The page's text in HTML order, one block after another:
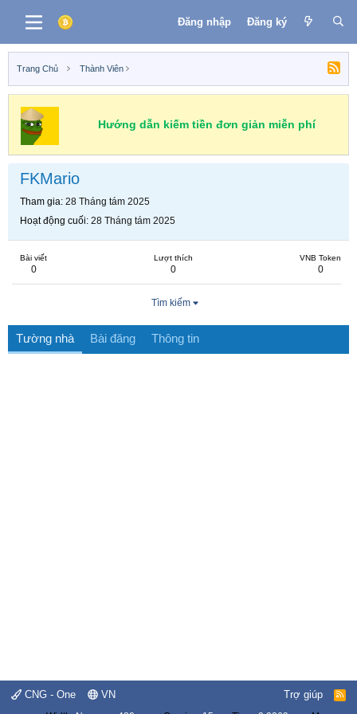
Đăng nhập Đăng ký
Trang Chủ Thành Viên
Hướng dẫn kiếm tiền đơn giản miễn phí
FKMario
Tham gia 28 Tháng tám 2025
Hoạt động cuối 28 Tháng tám 2025
Bài viết
0
Lượt thích
0
VNB Token
0
Tìm kiếm
Tường nhà Bài đăng Thông tin
CNG - One VN Trợ giúp
R